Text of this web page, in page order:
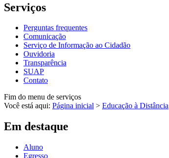
Serviços
Perguntas frequentes
Comunicação
Serviço de Informação ao Cidadão
Ouvidoria
Transparência
SUAP
Contato
Fim do menu de serviços
Você está aqui: Página inicial > Educação à Distância
Em destaque
Aluno
Egresso